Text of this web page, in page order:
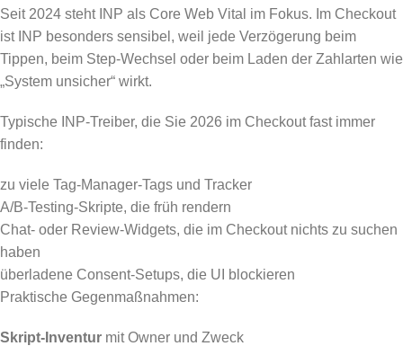
Seit 2024 steht INP als Core Web Vital im Fokus. Im Checkout
ist INP besonders sensibel, weil jede Verzögerung beim
Tippen, beim Step-Wechsel oder beim Laden der Zahlarten wie
„System unsicher“ wirkt.
Typische INP-Treiber, die Sie 2026 im Checkout fast immer
finden:
zu viele Tag-Manager-Tags und Tracker
A/B-Testing-Skripte, die früh rendern
Chat- oder Review-Widgets, die im Checkout nichts zu suchen
haben
überladene Consent-Setups, die UI blockieren
Praktische Gegenmaßnahmen:
Skript-Inventur mit Owner und Zweck